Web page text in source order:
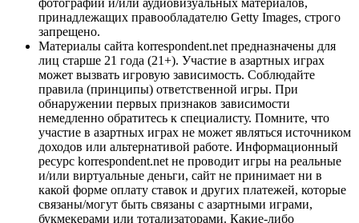
принадлежащих правообладателю Getty Images, строго
запрещено.
Материалы сайта korrespondent.net предназначены для
лиц старше 21 года (21+). Участие в азартных играх
может вызвать игровую зависимость. Соблюдайте
правила (принципы) ответственной игры. При
обнаружении первых признаков зависимости
немедленно обратитесь к специалисту. Помните, что
участие в азартных играх не может являться источником
доходов или альтернативой работе. Информационный
ресурс korrespondent.net не проводит игры на реальные
и/или виртуальные деньги, сайт не принимает ни в
какой форме оплату ставок и других платежей, которые
связаны/могут быть связаны с азартными играми,
букмекерами или тотализаторами. Какие-либо